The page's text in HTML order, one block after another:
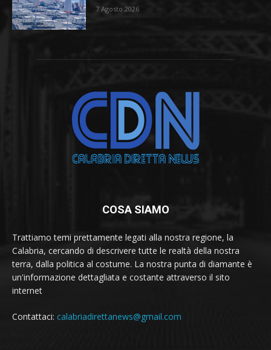
7 Agosto 2026
COSA SIAMO
Trattiamo temi prettamente legati alla nostra regione, la
Calabria, cercando di descrivere tutte le realtà della nostra
terra, dalla politica al costume. La nostra punta di diamante è
un'informazione dettagliata e costante attraverso il sito
internet
Contattaci: calabriadirettanews@gmail.com